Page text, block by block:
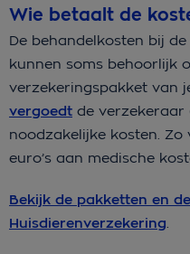
Wie betaalt de
De behandelkosten bij
kunnen soms behoorlijk
verzekeringspakket van
vergoedt de verzekeraar
noodzakelijke kosten.
euro’s aan medische
Bekijk de pakketten en
Huisdierenverzekering